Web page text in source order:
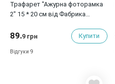
Трафарет "Ажурна фоторамка
2" 15 * 20 см від Фабрика
89.9 грн Купити
Відгуки 9